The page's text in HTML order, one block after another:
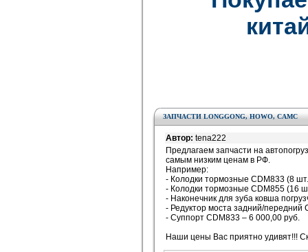
ЗАПЧАСТИ LONGGONG, HOWO, CAMC
Автор: tena222
Предлагаем запчасти на
самым низким ценам в РФ.
Например:
- Колодки тормозные CDM833 (8
- Колодки тормозные CDM855 (16
- Наконечник для зуба ковша
- Редуктор моста задний/передний
- Суппорт CDM833 – 6 000,00 руб.
Наши цены Вас приятно удивят!!!